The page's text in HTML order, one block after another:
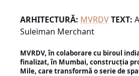
ARHITECTURĂ: MVRDVTEXT:
Suleiman Merchant
MVRDV, în colaborare cu biroul
finalizat, în Mumbai, construcţia
Mile, care transformă o serie de